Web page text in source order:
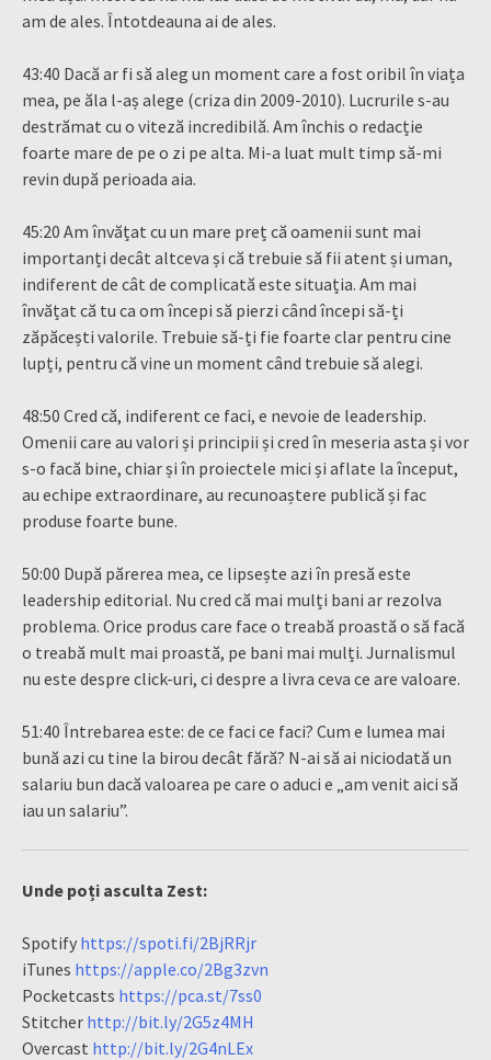
am de ales. Întotdeauna ai de ales.
43:40 Dacă ar fi să aleg un moment care a fost oribil în viața
mea, pe ăla l-aș alege (criza din 2009-2010). Lucrurile s-au
destrămat cu o viteză incredibilă. Am închis o redacție
foarte mare de pe o zi pe alta. Mi-a luat mult timp să-mi
revin după perioada aia.
45:20 Am învățat cu un mare preț că oamenii sunt mai
importanți decât altceva și că trebuie să fii atent și uman,
indiferent de cât de complicată este situația. Am mai
învățat că tu ca om începi să pierzi când începi să-ți
zăpăcești valorile. Trebuie să-ți fie foarte clar pentru cine
lupți, pentru că vine un moment când trebuie să alegi.
48:50 Cred că, indiferent ce faci, e nevoie de leadership.
Omenii care au valori și principii și cred în meseria asta și vor
s-o facă bine, chiar și în proiectele mici și aflate la început,
au echipe extraordinare, au recunoaștere publică și fac
produse foarte bune.
50:00 După părerea mea, ce lipsește azi în presă este
leadership editorial. Nu cred că mai mulți bani ar rezolva
problema. Orice produs care face o treabă proastă o să facă
o treabă mult mai proastă, pe bani mai mulți. Jurnalismul
nu este despre click-uri, ci despre a livra ceva ce are valoare.
51:40 Întrebarea este: de ce faci ce faci? Cum e lumea mai
bună azi cu tine la birou decât fără? N-ai să ai niciodată un
salariu bun dacă valoarea pe care o aduci e „am venit aici să
iau un salariu”.
Unde poți asculta Zest:
Spotify https://spoti.fi/2BjRRjr
iTunes https://apple.co/2Bg3zvn
Pocketcasts https://pca.st/7ss0
Stitcher http://bit.ly/2G5z4MH
Overcast http://bit.ly/2G4nLEx